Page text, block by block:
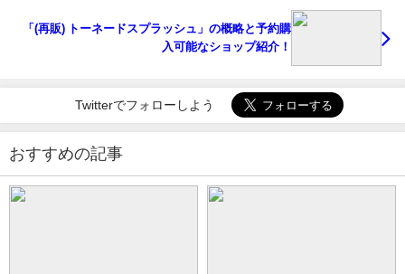
「(再販) トーネードスプラッシュ」の概略と予約購
入可能なショップ紹介！
Twitterでフォローしよう
おすすめの記事